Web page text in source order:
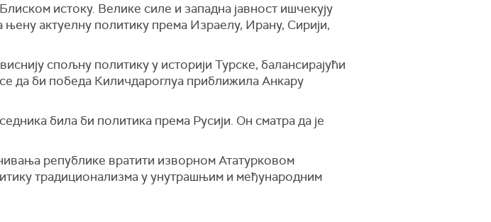
истоку. Велике силе и западна јавност ишчекују
актуелну политику према Израелу, Ирану, Сирији,
спољну политику у историји Турске, балансирајући
да би победа Киличдароглуа приближила Анкару
била би политика према Русији. Он сматра да је
републике вратити изворном Ататурковом
традиционализма у унутрашњим и међународним